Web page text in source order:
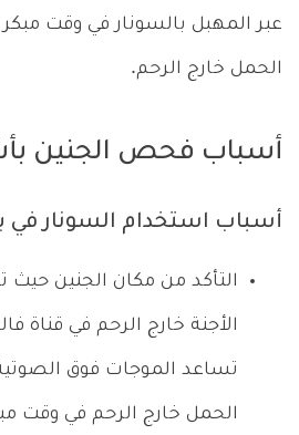
عبر المهبل بالسونار في وقت
الحمل خارج الرحم.
أسباب فحص الجنين
أسباب استخدام السونار في
التأكد من مكان الجنين
الأجنة خارج الرحم في قناة
تساعد الموجات فوق
الحمل خارج الرحم في وقت